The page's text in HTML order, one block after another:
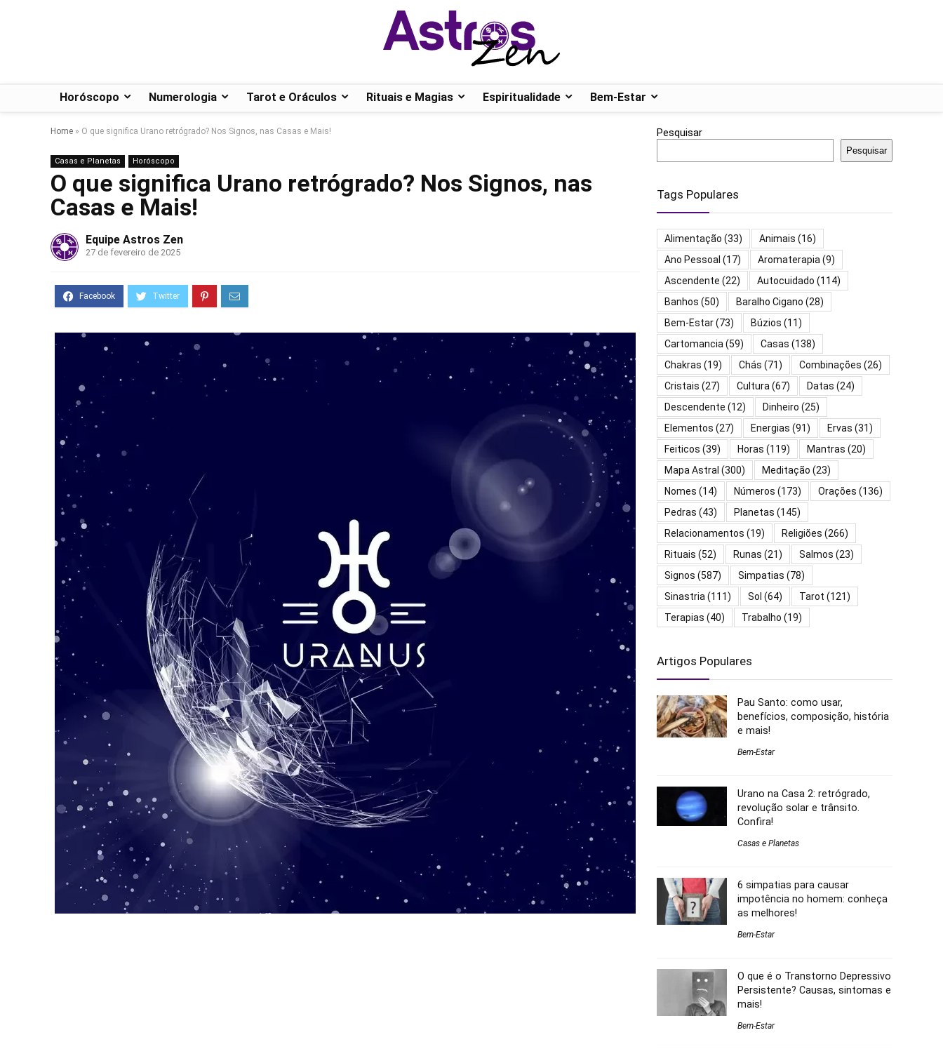
Horóscopo Numerologia Tarot e Oráculos Rituais e Magias Espiritualidade Bem-Estar
Home » O que significa Urano retrógrado? Nos Signos, nas Casas e Mais!
Casas e Planetas Horóscopo
O que significa Urano retrógrado? Nos Signos, nas
Casas e Mais!
Equipe Astros Zen
27 de fevereiro de 2025
Pesquisar
Pesquisar
Tags Populares
Alimentação (33) Animais (16)
Ano Pessoal (17) Aromaterapia(9)
Ascendente (22) Autocuidado (114)
Banhos (50) Baralho Cigano (28)
Bem-Estar(73) Búzios (11)
Cartomancia(59) Casas (138)
Chakras (19) Chás (71) Combinações (26)
Cristais (27) Cultura(67) Datas (24)
Descendente (12) Dinheiro (25)
Elementos (27) Energias (91) Ervas (31)
Feiticos (39) Horas (119) Mantras (20)
Mapa Astral (300) Meditação (23)
Nomes (14) Números (173) Orações (136)
Pedras (43) Planetas (145)
Relacionamentos (19) Religiões (266)
Rituais (52) Runas (21) Salmos (23)
Signos (587) Simpatias (78)
Sinastria(111) Sol (64) Tarot (121)
Terapias (40) Trabalho (19)
Artigos Populares
Pau Santo: como usar,
benefícios, composição, história
e mais!
Bem-Estar
Urano na Casa 2: retrógrado,
revolução solar e trânsito.
Confira!
Casas e Planetas
6 simpatias para causar
impotência no homem: conheça
as melhores!
Bem-Estar
O que é o Transtorno Depressivo
Persistente? Causas, sintomas e
mais!
Bem-Estar